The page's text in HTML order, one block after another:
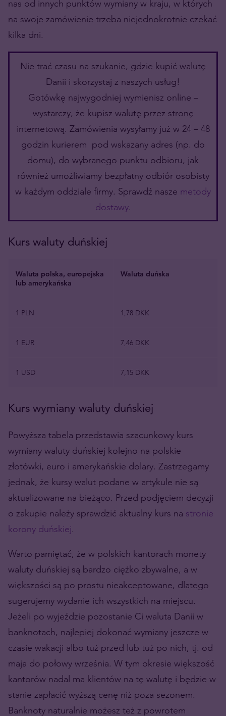
nas od innych punktów wymiany w kraju, w których
na swoje zamówienie trzeba niejednokrotnie czekać
kilka dni.
Nie trać czasu na szukanie, gdzie kupić walutę
Danii i skorzystaj z naszych usług!
Gotówkę najwygodniej wymienisz online –
wystarczy, że kupisz walutę przez stronę
internetową. Zamówienia wysyłamy już w 24 – 48
godzin kurierem pod wskazany adres (np. do
domu), do wybranego punktu odbioru, jak
również umożliwiamy bezpłatny odbiór osobisty
w każdym oddziale firmy. Sprawdź nasze metody
dostawy.
Kurs waluty duńskiej
Waluta polska, europejska
lub amerykańska
Waluta duńska
1 PLN 1,78 DKK
1 EUR 7,46 DKK
1 USD 7,15 DKK
Kurs wymiany waluty duńskiej
Powyższa tabela przedstawia szacunkowy kurs
wymiany waluty duńskiej kolejno na polskie
złotówki, euro i amerykańskie dolary. Zastrzegamy
jednak, że kursy walut podane w artykule nie są
aktualizowane na bieżąco. Przed podjęciem decyzji
o zakupie należy sprawdzić aktualny kurs na stronie
korony duńskiej.
Warto pamiętać, że w polskich kantorach monety
waluty duńskiej są bardzo ciężko zbywalne, a w
większości są po prostu nieakceptowane, dlatego
sugerujemy wydanie ich wszystkich na miejscu.
Jeżeli po wyjeździe pozostanie Ci waluta Danii w
banknotach, najlepiej dokonać wymiany jeszcze w
czasie wakacji albo tuż przed lub tuż po nich, tj. od
maja do połowy września. W tym okresie większość
kantorów nadal ma klientów na tę walutę i będzie w
stanie zapłacić wyższą cenę niż poza sezonem.
Banknoty naturalnie możesz też z powrotem